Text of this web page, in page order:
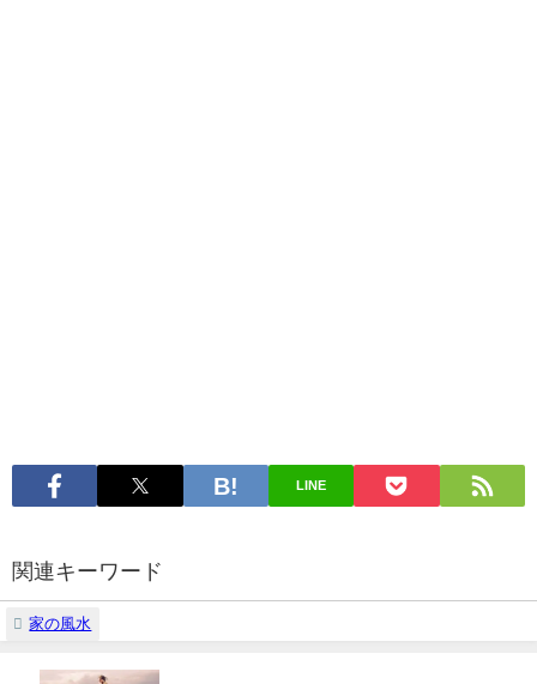
LINE
関連キーワード
家の風水